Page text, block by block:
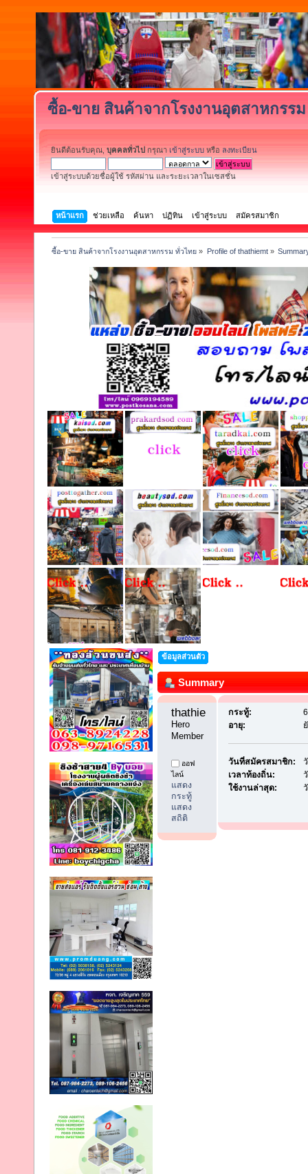
ซื้อ-ขาย สินค้าจากโรงงานอุตสาหกรร
ยินดีต้อนรับคุณ, บุคคลทั่วไป กรุณา เข้าสู่ระบบ หรือ ลงทะเบียน
เข้าสู่ระบบด้วยชื่อผู้ใช้ รหัสผ่าน และระยะเวลาในเซสชั่น
หน้าแรก ช่วยเหลือ ค้นหา ปฏิทิน เข้าสู่ระบบ สมัครสมาชิก
ซื้อ-ขาย สินค้าจากโรงงานอุตสาหกรรม ทั่วไทย » Profile of thathiemt»
ข้อมูลส่วนตัว
Summary
Hero
Member
ออฟ
ไลน์
แสดง
กระทู้
แสดง
สถิติ
กระทู้:
อายุ:
วันที่สมัครสมาชิก:
เวลาท้องถิ่น:
ใช้งานล่าสุด: